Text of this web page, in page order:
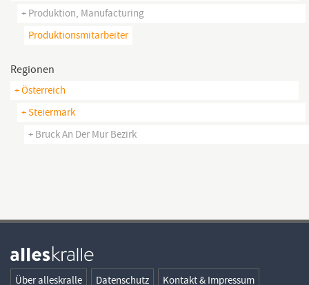
+ Produktion, Manufacturing
Produktionsmitarbeiter
Regionen
+ Österreich
+ Steiermark
+ Bruck An Der Mur Bezirk
Über alleskralle Datenschutz Kontakt & Impressum